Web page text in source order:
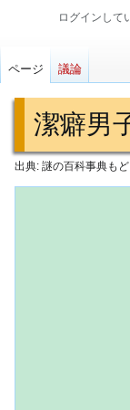
潔癖男
出典: 謎の百科事典も
ログインして
ページ 議論